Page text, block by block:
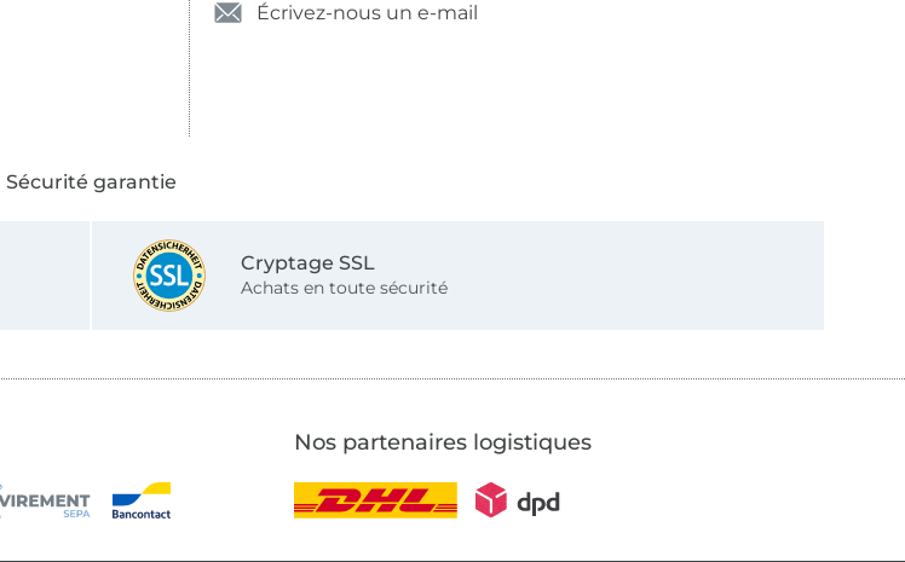
Écrivez-nous un e-mail
Sécurité garantie
Cryptage SSL
Achats en toute sécurité
Nos partenaires logistiques